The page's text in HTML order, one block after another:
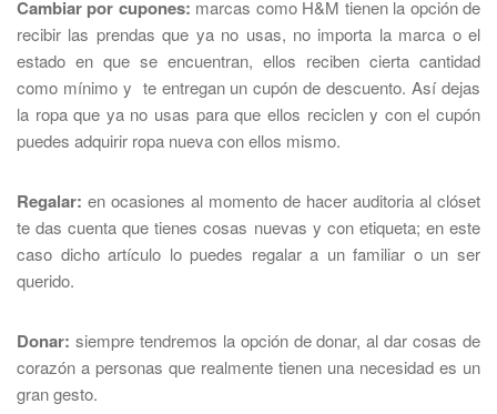
Cambiar por cupones: marcas como H&M tienen la opción de
recibir las prendas que ya no usas, no importa la marca o el
estado en que se encuentran, ellos reciben cierta cantidad
como mínimo y te entregan un cupón de descuento. Así dejas
la ropa que ya no usas para que ellos reciclen y con el cupón
puedes adquirir ropa nueva con ellos mismo.
Regalar: en ocasiones al momento de hacer auditoria al clóset
te das cuenta que tienes cosas nuevas y con etiqueta; en este
caso dicho artículo lo puedes regalar a un familiar o un ser
querido.
Donar: siempre tendremos la opción de donar, al dar cosas de
corazón a personas que realmente tienen una necesidad es un
gran gesto.